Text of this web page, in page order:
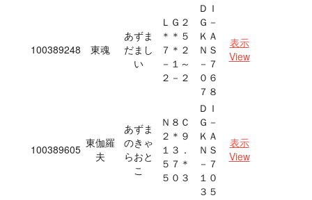
100389248 東魂
あずま
だまし
い
ＬＧ２
＊＊５
７＊２
－１～
２－２
ＤＩ
Ｇ－
ＫＡ
ＮＳ
－７
０６
７８
表示
View
100389605 東伽羅
夫
あずま
のきゃ
らおと
こ
Ｎ８Ｃ
２＊９
１３．
５７＊
５０３
ＤＩ
Ｇ－
ＫＡ
ＮＳ
－７
１０
３５
表示
View